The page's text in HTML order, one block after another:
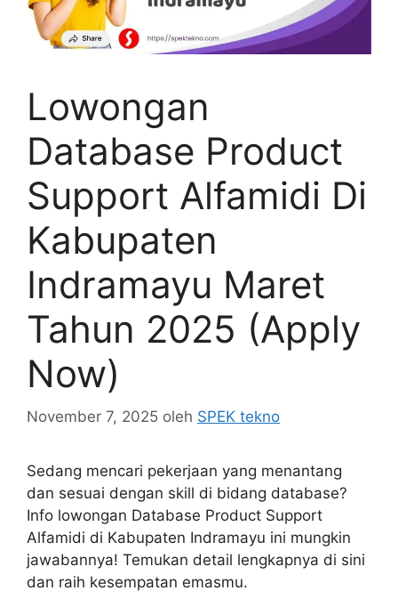
Lowongan
Database Product
Support Alfamidi Di
Kabupaten
Indramayu Maret
Tahun 2025 (Apply
Now)
November 7, 2025 oleh SPEK tekno
Sedang mencari pekerjaan yang menantang
dan sesuai dengan skill di bidang database?
Info lowongan Database Product Support
Alfamidi di Kabupaten Indramayu ini mungkin
jawabannya! Temukan detail lengkapnya di sini
dan raih kesempatan emasmu.